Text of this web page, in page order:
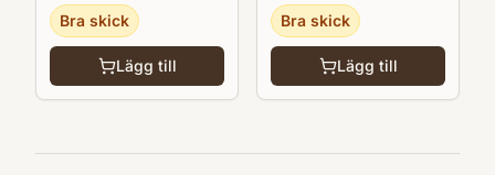
Bra skick
Lägg till
Bra skick
Lägg till